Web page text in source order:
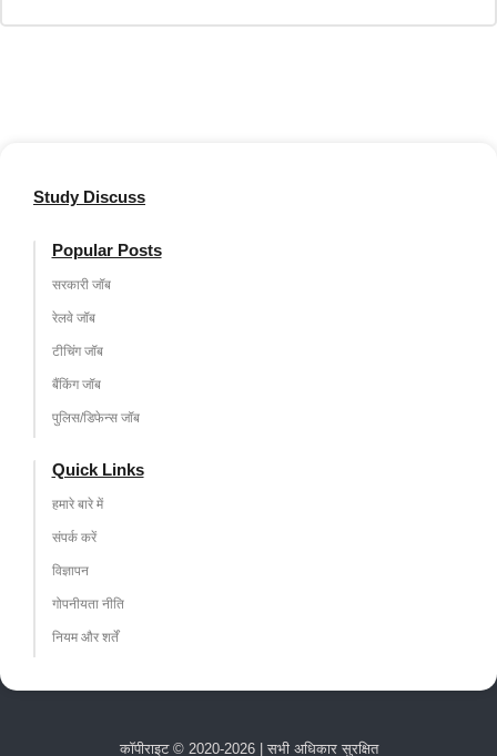
Study Discuss
Popular Posts
सरकारी जॉब
रेलवे जॉब
टीचिंग जॉब
बैंकिंग जॉब
पुलिस/डिफेन्स जॉब
Quick Links
हमारे बारे में
संपर्क करें
विज्ञापन
गोपनीयता नीति
नियम और शर्तें
कॉपीराइट © 2020-2026 | सभी अधिकार सुरक्षित